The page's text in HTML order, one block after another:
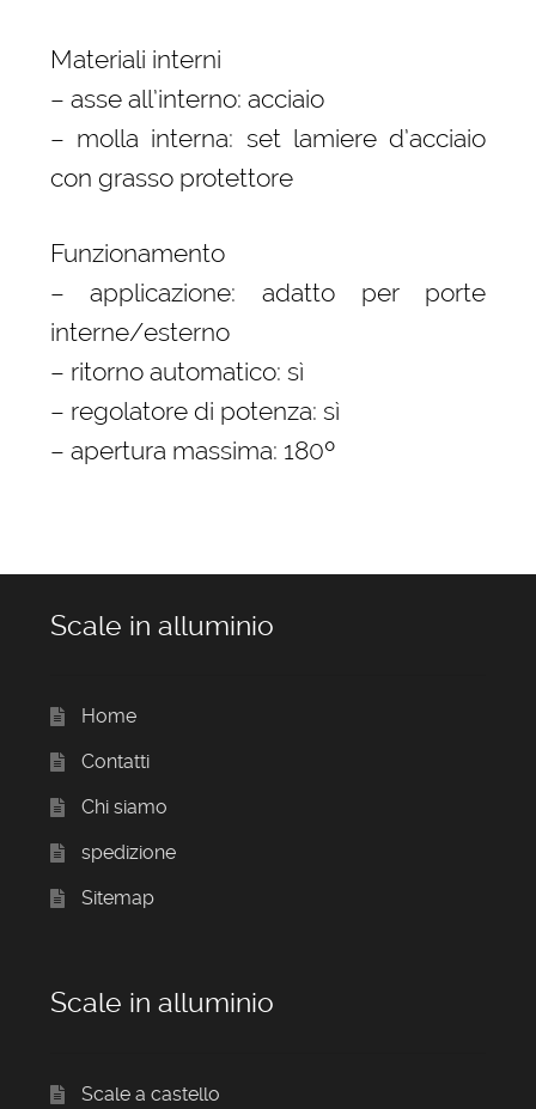
Materiali interni
– asse all’interno: acciaio
– molla interna: set lamiere d’acciaio
con grasso protettore
Funzionamento
– applicazione: adatto per porte
interne/esterno
– ritorno automatico: sì
– regolatore di potenza: sì
– apertura massima: 180º
Scale in alluminio
Home
Contatti
Chi siamo
spedizione
Sitemap
Scale in alluminio
Scale a castello